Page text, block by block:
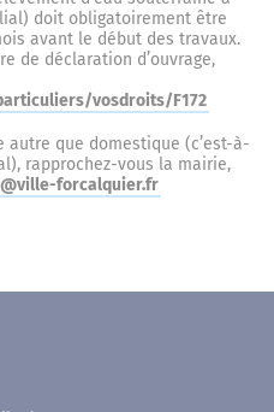
doit obligatoirement être
avant le début des travaux.
de déclaration d’ouvrage,
vosdroits/F172
autre que domestique (c’est-à-
rapprochez-vous la mairie,
forcalquier.fr